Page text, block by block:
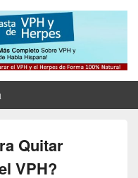
del Papiloma
de Forma
las Verrugas
Verrugas Para Siempre
Quitar
VPH?